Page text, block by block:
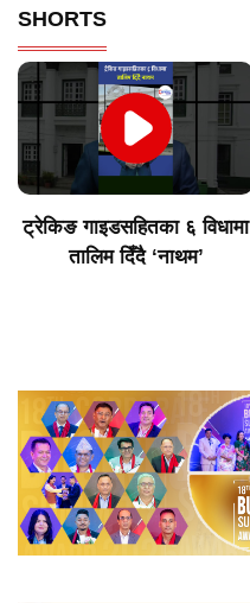
SHORTS
ट्रेकिङ गाइडसहितका ६ विधामा
तालिम दिँदै ‘नाथम’